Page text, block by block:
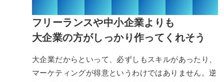
フリーランスや中小企業よりも
大企業の方がしっかり作ってくれそう
大企業だからといって、必ずしもスキルがあったり、
マーケティングが得意というわけではありません。逆